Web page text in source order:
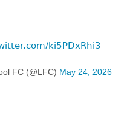
ki5PDxRhi3
FC (@LFC) May 24, 2026